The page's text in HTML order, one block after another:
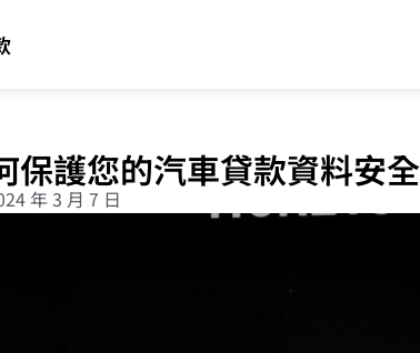
保護您的汽車貸款資料安全
年 3 月 7 日